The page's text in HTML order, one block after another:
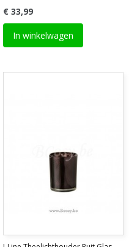
€ 33,99
In winkelwagen